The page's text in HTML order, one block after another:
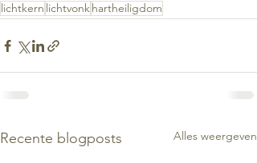
lichtkern lichtvonkhartheiligdom
Recente blogposts Alles weergeven